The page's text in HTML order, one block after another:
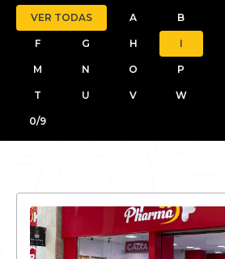
VER TODAS A B
F G H I
M N O P
T U V W
0/9